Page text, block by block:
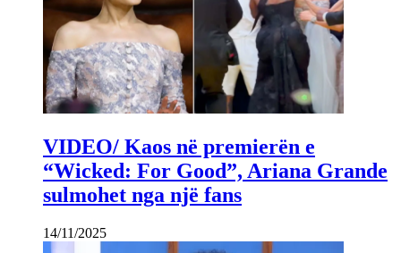
VIDEO/ Kaos në premierën e
“Wicked: For Good”, Ariana Grande
sulmohet nga një fans
14/11/2025